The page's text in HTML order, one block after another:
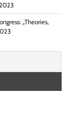
„Theories,